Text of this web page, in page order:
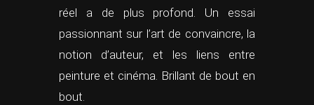
réel a de plus profond. Un essai
passionnant sur l’art de convaincre, la
notion d’auteur, et les liens entre
peinture et cinéma. Brillant de bout en
bout.